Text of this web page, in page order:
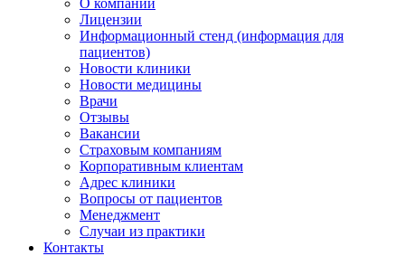
О компании
Лицензии
Информационный стенд (информация для
пациентов)
Новости клиники
Новости медицины
Врачи
Отзывы
Вакансии
Страховым компаниям
Корпоративным клиентам
Адрес клиники
Вопросы от пациентов
Менеджмент
Случаи из практики
Контакты